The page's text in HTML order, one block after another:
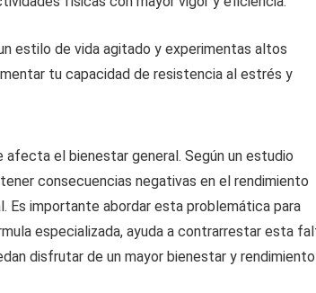
estilo de vida agitado y experimentas altos
tu capacidad de resistencia al estrés y
el bienestar general. Según un estudio
consecuencias negativas en el rendimiento
Es importante abordar esta problemática para
especializada, ayuda a contrarrestar esta
disfrutar de un mayor bienestar y rendimiento